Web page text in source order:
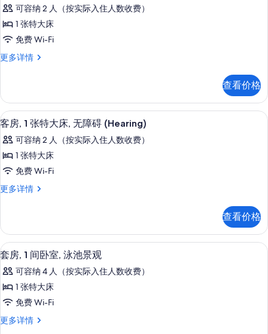
有
照
片
信
息
客
房,
张
大
床,
无
障
碍,
浴
缸
所
有
照
片
可容纳 2 人（按实际入住人数收费）
1 张特大床
免费 Wi-Fi
更多详情
客
特
大
床,
障
碍,
缸
(Mobility)
更
息
查看价格
显
示
客
房,
张
大
床,
无
障
碍
(Hearing)
的
客房内保险箱、办公桌、笔记本电脑
5
客房, 1 张特大床, 无障碍 (Hearing)
可容纳 2 人（按实际入住人数收费）
1 张特大床
免费 Wi-Fi
更多详情
客
特
大
床,
障
碍
(Hearing)
更
多
信
查看价格
显
示
套
房,
间
套房, 1 间卧室, 泳池景观 | 客房内保
6
套房, 1 间卧室, 泳池景观
可容纳 4 人（按实际入住人数收费）
1 张特大床
免费 Wi-Fi
更多详情
套